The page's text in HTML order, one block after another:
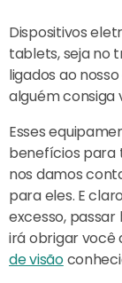
Dispositivos
tablets, seja no
ligados ao
alguém consiga
Esses
benefícios para
nos damos
para eles. E
excesso,
irá obrigar você
de visão